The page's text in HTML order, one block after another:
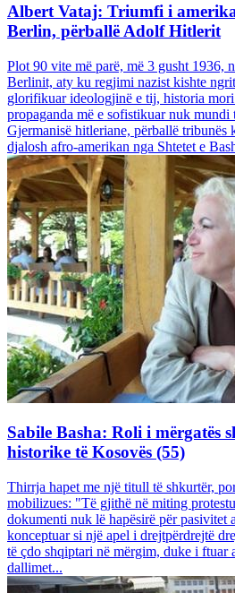
Albert Vataj: Triumfi i
Berlin, përballë Adolf Hitlerit
Plot 90 vite më parë, më 3 gusht 1936,
Berlinit, aty ku regjimi nazist kishte
glorifikuar ideologjinë e tij, historia mori
propaganda më e sofistikuar nuk mundi
Gjermanisë hitleriane, përballë
djalosh afro-amerikan nga Shtetet e
Sabile Basha: Roli i mërgatës
historike të Kosovës (55)
Thirrja hapet me një titull të shkurtër,
mobilizues: "Të gjithë në miting
dokumenti nuk lë hapësirë për pasivitet
konceptuar si një apel i drejtpërdrejtë
të çdo shqiptari në mërgim, duke i ftuar
dallimet...